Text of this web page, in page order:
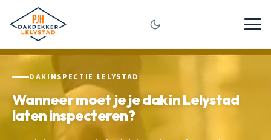
DAKINSPECTIE LELYSTAD
Wanneer moet je je dak in Lelystad
laten inspecteren?